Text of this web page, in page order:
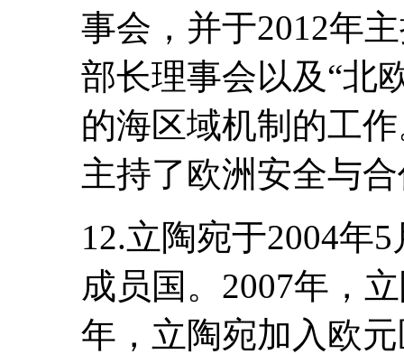
事会，并于2012年
部长理事会以及“北
的海区域机制的工
主持了欧洲安全与
12.立陶宛于2004年
成员国。2007年，
年，立陶宛加入欧